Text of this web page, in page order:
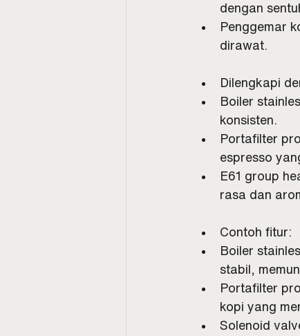
dengan
Penggemar
dirawat.
Dilengkapi
Boiler
konsisten.
Portafilter
espresso
E61 group
rasa dan
Contoh fitur:
Boiler
stabil,
Portafilter
kopi yang
Solenoid